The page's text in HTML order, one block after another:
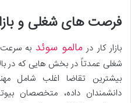
فرصت های شغلی و
بازار کار در مالمو سوئد به
شغلی عمدتاً در بخش هایی که در
دانشمندان داده، متخصصان